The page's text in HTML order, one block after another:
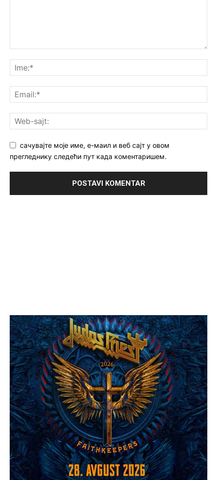
сачувајте моје име, е-маил и веб сајт у овом
прегледнику следећи пут када коментаришем.